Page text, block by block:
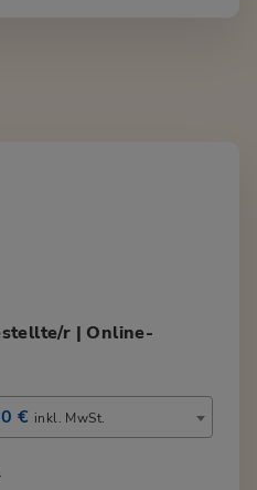
r | Online-
€ inkl. MwSt.